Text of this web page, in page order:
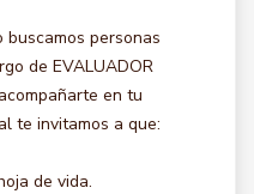
personas
de EVALUADOR
en tu
te invitamos a que:
de vida.